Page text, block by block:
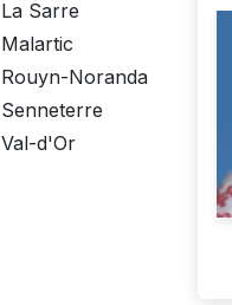
La Sarre
Malartic
Rouyn-Noranda
Senneterre
Val-d'Or